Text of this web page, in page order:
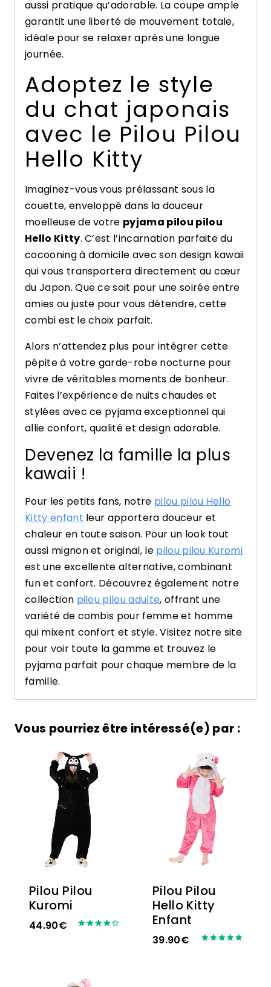
aussi pratique qu’adorable. La coupe ample
garantit une liberté de mouvement totale,
idéale pour se relaxer après une longue
journée.
Adoptez le style
du chat japonais
avec le Pilou Pilou
Hello Kitty
Imaginez-vous vous prélassant sous la
couette, enveloppé dans la douceur
moelleuse de votre pyjama pilou pilou
Hello Kitty. C’est l’incarnation parfaite du
cocooning à domicile avec son design kawaii
qui vous transportera directement au cœur
du Japon. Que ce soit pour une soirée entre
amies ou juste pour vous détendre, cette
combi est le choix parfait.
Alors n’attendez plus pour intégrer cette
pépite à votre garde-robe nocturne pour
vivre de véritables moments de bonheur.
Faites l’expérience de nuits chaudes et
stylées avec ce pyjama exceptionnel qui
allie confort, qualité et design adorable.
Devenez la famille la plus
kawaii !
Pour les petits fans, notre pilou pilou Hello
Kitty enfant leur apportera douceur et
chaleur en toute saison. Pour un look tout
aussi mignon et original, le pilou pilou Kuromi
est une excellente alternative, combinant
fun et confort. Découvrez également notre
collection pilou pilou adulte, offrant une
variété de combis pour femme et homme
qui mixent confort et style. Visitez notre site
pour voir toute la gamme et trouvez le
pyjama parfait pour chaque membre de la
famille.
Vous pourriez être intéressé(e) par :
Pilou Pilou
Kuromi
44.90€
Pilou Pilou
Hello Kitty
Enfant
39.90€